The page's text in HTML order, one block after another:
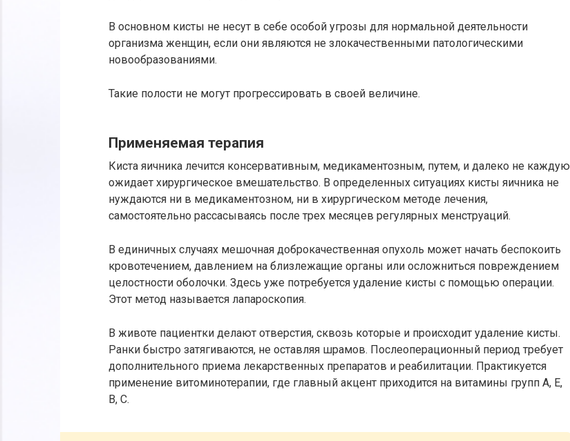
В основном кисты не несут в себе особой угрозы для нормальной деятельности
организма женщин, если они являются не злокачественными патологическими
новообразованиями.
Такие полости не могут прогрессировать в своей величине.
Применяемая терапия
Киста яичника лечится консервативным, медикаментозным, путем, и далеко не каждую
ожидает хирургическое вмешательство. В определенных ситуациях кисты яичника не
нуждаются ни в медикаментозном, ни в хирургическом методе лечения,
самостоятельно рассасываясь после трех месяцев регулярных менструаций.
В единичных случаях мешочная доброкачественная опухоль может начать беспокоить
кровотечением, давлением на близлежащие органы или осложниться повреждением
целостности оболочки. Здесь уже потребуется удаление кисты с помощью операции.
Этот метод называется лапароскопия.
В животе пациентки делают отверстия, сквозь которые и происходит удаление кисты.
Ранки быстро затягиваются, не оставляя шрамов. Послеоперационный период требует
дополнительного приема лекарственных препаратов и реабилитации. Практикуется
применение витоминотерапии, где главный акцент приходится на витамины групп А, Е,
В, С.